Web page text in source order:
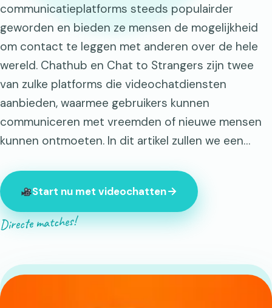
communicatieplatforms steeds populairder
geworden en bieden ze mensen de mogelijkheid
om contact te leggen met anderen over de hele
wereld. Chathub en Chat to Strangers zijn twee
van zulke platforms die videochatdiensten
aanbieden, waarmee gebruikers kunnen
communiceren met vreemden of nieuwe mensen
kunnen ontmoeten. In dit artikel zullen we een…
Start nu met videochatten
Directe matches!